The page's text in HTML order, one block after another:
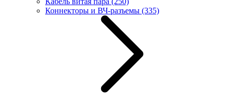
Коннекторы и ВЧ-разъемы (335)